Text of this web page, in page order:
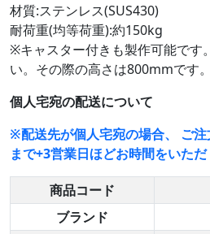
材質:ステンレス(SUS430)
耐荷重(均等荷重):約150kg
※キャスター付きも製作可能です
い。その際の高さは800mmです。
個人宅宛の配送について
※配送先が個人宅宛の場合、 ご
まで+3営業日ほどお時間をいただ
商品コード
ブランド